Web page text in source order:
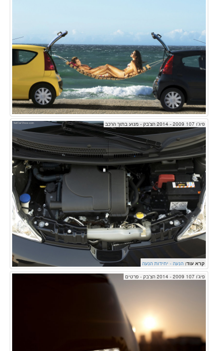
פיג'ו 107 2009 - 2014 הצ'בק - מנוע בתוך הרכב
קרא עוד: הנעה - יחידות הנעה
פיג'ו 107 2009 - 2014 הצ'בק - פרטים